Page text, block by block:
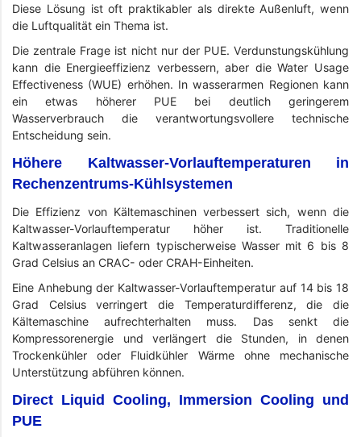
Diese Lösung ist oft praktikabler als direkte Außenluft, wenn
die Luftqualität ein Thema ist.
Die zentrale Frage ist nicht nur der PUE. Verdunstungskühlung
kann die Energieeffizienz verbessern, aber die Water Usage
Effectiveness (WUE) erhöhen. In wasserarmen Regionen kann
ein etwas höherer PUE bei deutlich geringerem
Wasserverbrauch die verantwortungsvollere technische
Entscheidung sein.
Höhere Kaltwasser-Vorlauftemperaturen in
Rechenzentrums-Kühlsystemen
Die Effizienz von Kältemaschinen verbessert sich, wenn die
Kaltwasser-Vorlauftemperatur höher ist. Traditionelle
Kaltwasseranlagen liefern typischerweise Wasser mit 6 bis 8
Grad Celsius an CRAC- oder CRAH-Einheiten.
Eine Anhebung der Kaltwasser-Vorlauftemperatur auf 14 bis 18
Grad Celsius verringert die Temperaturdifferenz, die die
Kältemaschine aufrechterhalten muss. Das senkt die
Kompressorenergie und verlängert die Stunden, in denen
Trockenkühler oder Fluidkühler Wärme ohne mechanische
Unterstützung abführen können.
Direct Liquid Cooling, Immersion Cooling und
PUE